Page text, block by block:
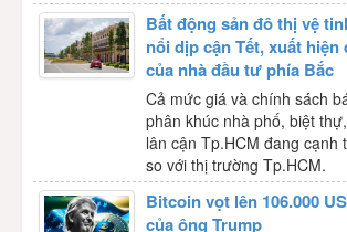
Bất động sản đô thị vệ
nổi dịp cận Tết, xuất hiện
của nhà đầu tư phía Bắc
Cả mức giá và chính sách
phân khúc nhà phố, biệt
lân cận Tp.HCM đang cạnh
so với thị trường Tp.HCM.
Bitcoin vọt lên 106.000
của ông Trump